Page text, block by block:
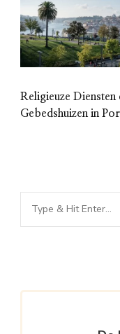
Religieuze Diensten
Gebedshuizen in
Looking
for